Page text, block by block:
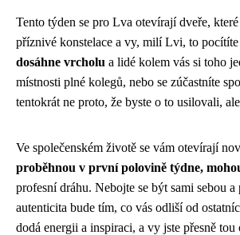
Tento týden se pro Lva otevírají dveře,
příznivé konstelace a vy, milí Lvi, to
dosáhne vrcholu a lidé kolem vás si toho
místnosti plné kolegů, nebo se zúčastníte
tentokrát ne proto, že byste o to usilovali,
Ve společenském životě se vám otevírají
proběhnou v první polovině týdne,
profesní dráhu. Nebojte se být sami sebou
autenticita bude tím, co vás odliší od
dodá energii a inspiraci, a vy jste přesně